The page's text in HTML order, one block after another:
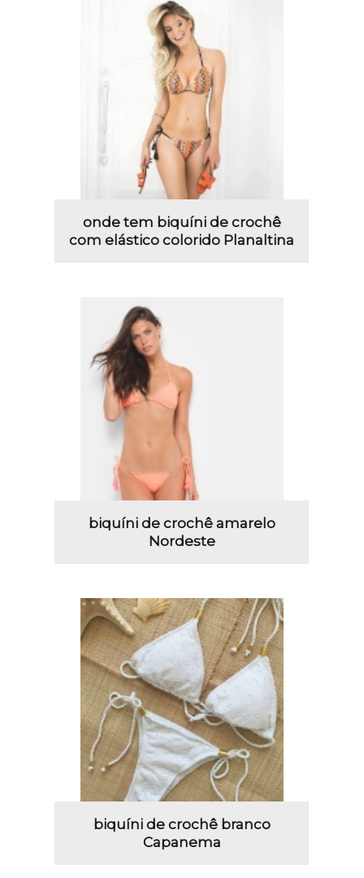
onde tem biquíni de crochê
com elástico colorido Planaltina
biquíni de crochê amarelo
Nordeste
biquíni de crochê branco
Capanema